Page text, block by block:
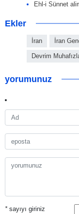
Ehl-i Sünnet
Ekler
İran İran
Devrim
yorumunuz
*sayıyı giriniz